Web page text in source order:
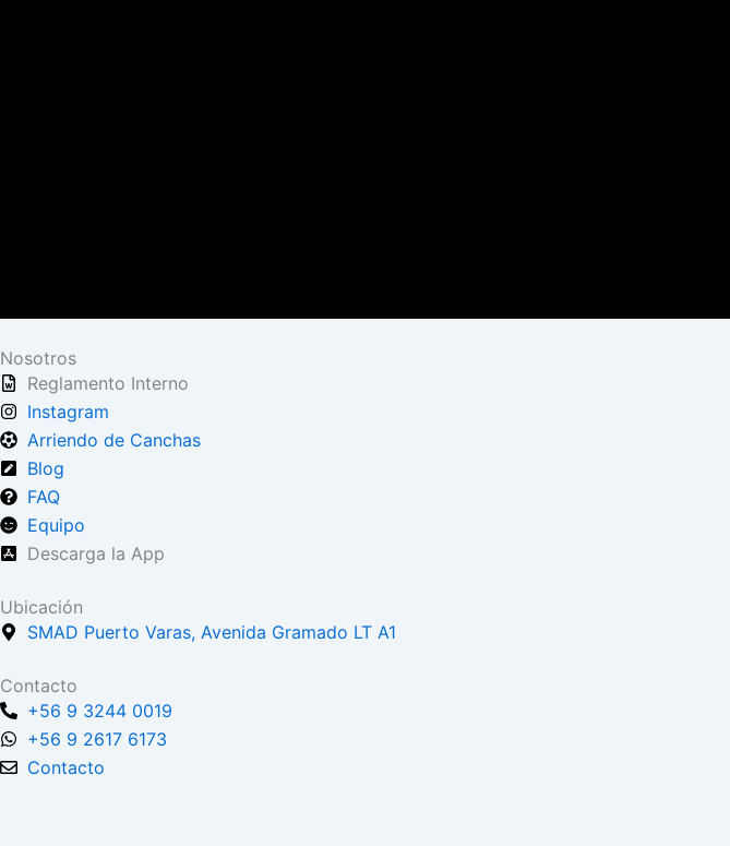
Nosotros
Reglamento Interno
Instagram
Arriendo de Canchas
Blog
FAQ
Equipo
Descarga la App
Ubicación
SMAD Puerto Varas, Avenida Gramado LT A1
Contacto
+56 9 3244 0019
+56 9 2617 6173
Contacto